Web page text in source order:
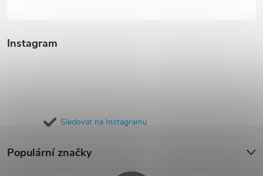
Instagram
Sledovat na Instagramu
Populární značky